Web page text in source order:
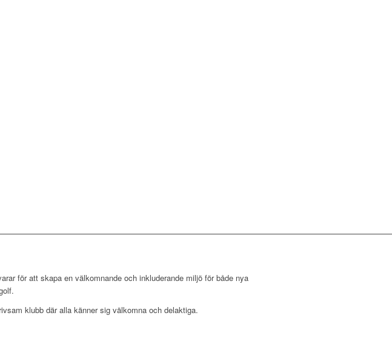
för att skapa en välkomnande och inkluderande miljö för både nya
klubb där alla känner sig välkomna och delaktiga.